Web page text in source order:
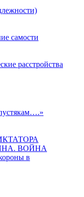
самости
расстройства
ВОЙНА
в